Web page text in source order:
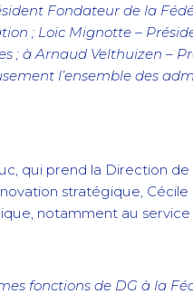
Fondateur de la
; Loïc Mignotte –
à Arnaud Velthuizen –
l’ensemble des
qui prend la Direction
stratégique,
notamment au service
fonctions de DG à la